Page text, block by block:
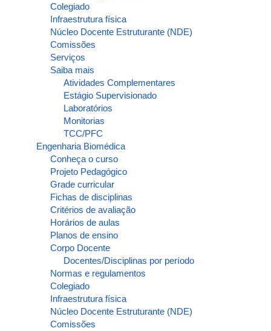
Colegiado
Infraestrutura física
Núcleo Docente Estruturante (NDE)
Comissões
Serviços
Saiba mais
Atividades Complementares
Estágio Supervisionado
Laboratórios
Monitorias
TCC/PFC
Engenharia Biomédica
Conheça o curso
Projeto Pedagógico
Grade curricular
Fichas de disciplinas
Critérios de avaliação
Horários de aulas
Planos de ensino
Corpo Docente
Docentes/Disciplinas por período
Normas e regulamentos
Colegiado
Infraestrutura física
Núcleo Docente Estruturante (NDE)
Comissões